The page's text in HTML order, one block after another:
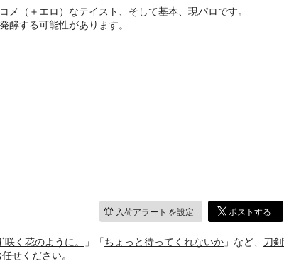
（＋エロ）なテイスト、そして基本、現パロです。
する可能性があります。
入荷アラート を設定 ポストする
咲く花のように。 」「ちょっと待ってくれないか 」など、 刀
せください。